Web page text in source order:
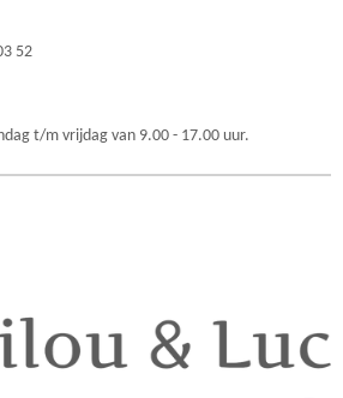
52
t/m vrijdag van 9.00 - 17.00 uur.